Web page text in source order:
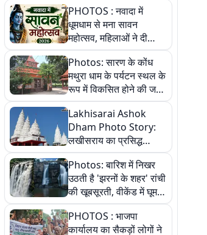
PHOTOS : नवादा में
धूमधाम से मना सावन
महोत्सव, महिलाओं ने दी
सांस्कृतिक प्रस्तुतियां
Photos: सारण के कोंध
मथुरा धाम के पर्यटन स्थल के
रूप में विकसित होने की जगी
आस, 9 तस्वीरों में देखें पूरी
कहानी
Lakhisarai Ashok
Dham Photo Story:
लखीसराय का प्रसिद्ध
अशोक धाम—आस्था,
श्रृंगार, अनुष्ठान और
अलौकिक संध्या आरती के
विहंगम दृश्य
Photos: बारिश में निखर
उठती है 'झरनों के शहर' रांची
की खूबसूरती, वीकेंड में घूम
आएं ये 5 वादियां
PHOTOS : भाजपा
कार्यालय का सैकड़ों लोगों ने